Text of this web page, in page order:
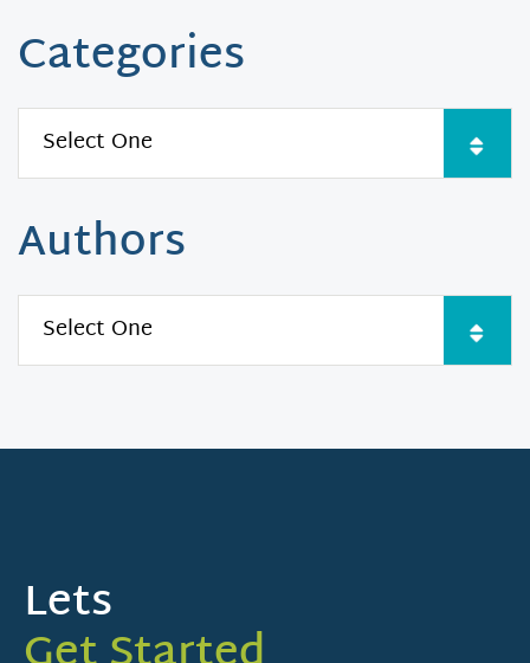
Categories
Authors
Lets